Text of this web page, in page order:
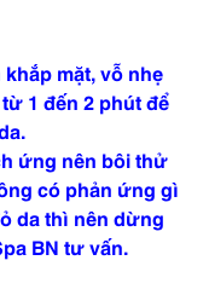
mặt, vỗ nhẹ
1 đến 2 phút để
ứng nên bôi thử
có phản ứng gì
da thì nên dừng
BN tư vấn.